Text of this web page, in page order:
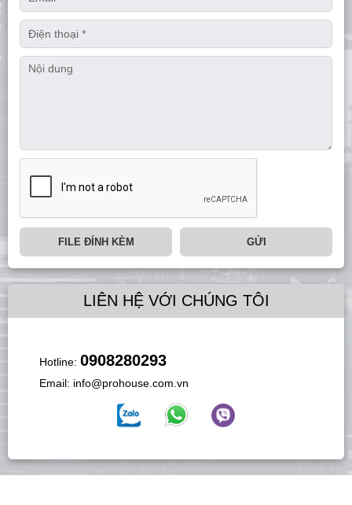
FILE ĐÍNH KÈM GỬI
LIÊN HỆ VỚI CHÚNG TÔI
Hotline: 0908280293
Email: info@prohouse.com.vn